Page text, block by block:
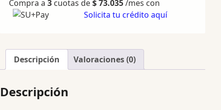
Compra a 3 cuotas de$73.035/mes con
Solicita tu crédito aquí
Descripción Valoraciones (0)
Descripción